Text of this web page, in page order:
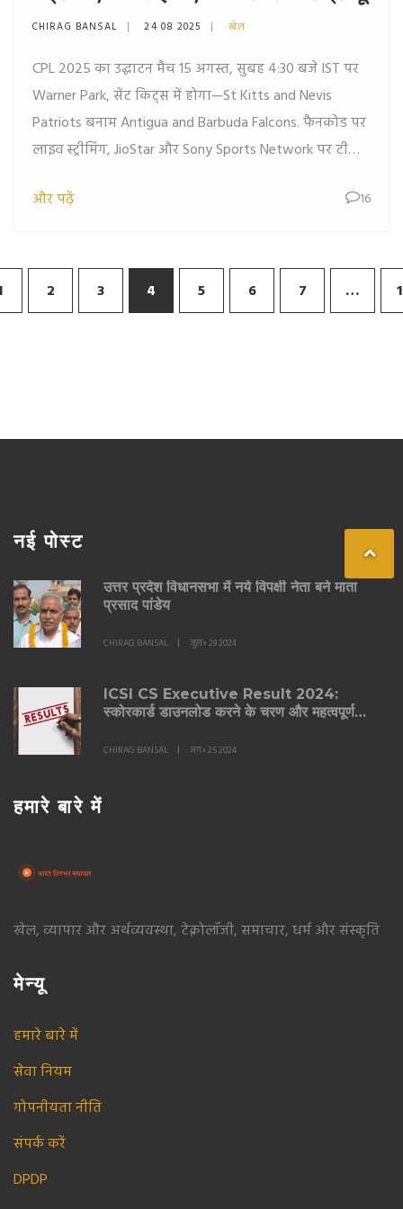
CHIRAG BANSAL 24 08 2025 खेल
CPL 2025 का उद्घाटन मैच 15 अगस्त, सुबह 4:30 बजे IST पर
Warner Park, सेंट किट्स में होगा—St Kitts and Nevis
Patriots बनाम Antigua and Barbuda Falcons. फैनकोड पर
लाइव स्ट्रीमिंग, JioStar और Sony Sports Network पर टीवी
कप्तान: जेसन होल्डर और इमाद वसीम.
और पढ़ें 16
2 3 4 5 6 7 …
नई पोस्ट
उत्तर प्रदेश विधानसभा में नये विपक्षी नेता बने माता
प्रसाद पांडेय
CHIRAG BANSAL जुल॰ 29 2024
ICSI CS Executive Result 2024:
स्कोरकार्ड डाउनलोड करने के चरण और महत्वपूर्ण
CHIRAG BANSAL अग॰ 25 2024
हमारे बारे में
खेल, व्यापार और अर्थव्यवस्था, टेक्नोलॉजी, समाचार, धर्म और संस्कृति
मेन्यू
हमारे बारे में
सेवा नियम
गोपनीयता नीति
संपर्क करें
DPDP